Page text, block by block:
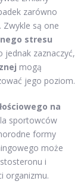
zarówno
. Zwykle są one
stresu
jednak zaznaczyć,
mogą
jego poziom.
na
sportowców
formy
może
i
organizmu.